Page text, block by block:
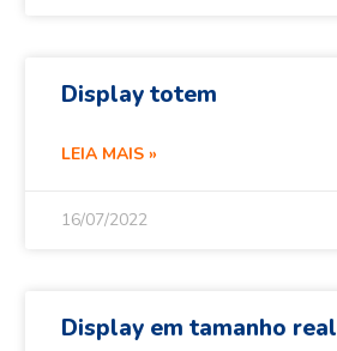
Display totem
LEIA MAIS »
16/07/2022
Display em tamanho real